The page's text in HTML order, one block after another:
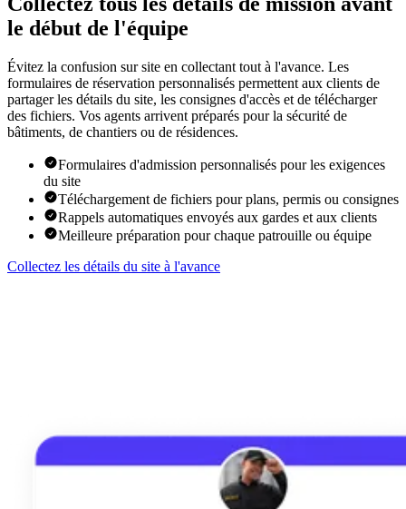
le début de l'équipe
Évitez la confusion sur site en collectant tout à l'avance. Les
formulaires de réservation personnalisés permettent aux clients de
partager les détails du site, les consignes d'accès et de télécharger
des fichiers. Vos agents arrivent préparés pour la sécurité de
bâtiments, de chantiers ou de résidences.
Formulaires d'admission personnalisés pour les exigences
du site
Téléchargement de fichiers pour plans, permis ou consignes
Rappels automatiques envoyés aux gardes et aux clients
Meilleure préparation pour chaque patrouille ou équipe
Collectez les détails du site à l'avance